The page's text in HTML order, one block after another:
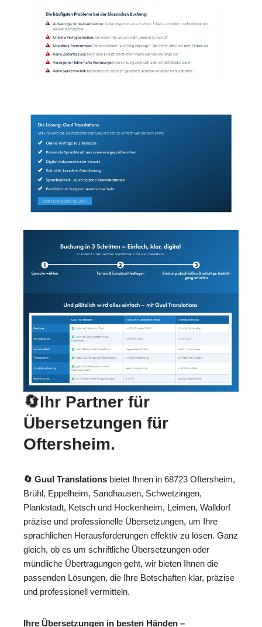
🔄Ihr Partner für
Übersetzungen für
Oftersheim.
🔄 Guul Translations bietet Ihnen in 68723 Oftersheim,
Brühl, Eppelheim, Sandhausen, Schwetzingen,
Plankstadt, Ketsch und Hockenheim, Leimen, Walldorf
präzise und professionelle Übersetzungen, um Ihre
sprachlichen Herausforderungen effektiv zu lösen. Ganz
gleich, ob es um schriftliche Übersetzungen oder
mündliche Übertragungen geht, wir bieten Ihnen die
passenden Lösungen, die Ihre Botschaften klar, präzise
und professionell vermitteln.
Ihre Übersetzungen in besten Händen –